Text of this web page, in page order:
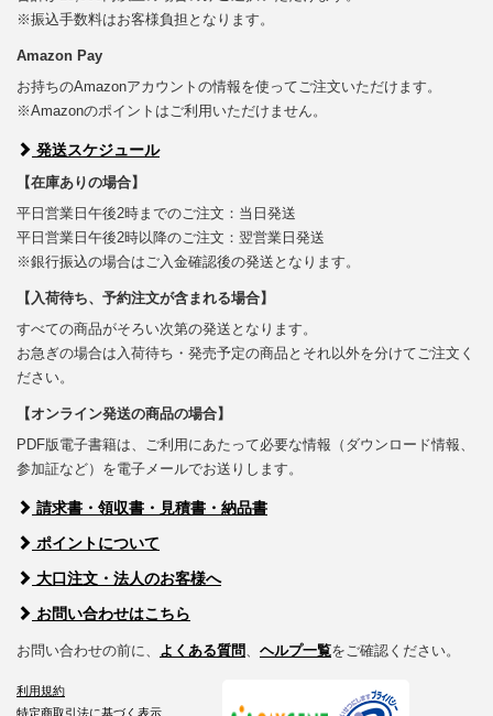
※振込手数料はお客様負担となります。
Amazon Pay
お持ちのAmazonアカウントの情報を使ってご注文いただけます。
※Amazonのポイントはご利用いただけません。
発送スケジュール
【在庫ありの場合】
平日営業日午後2時までのご注文：当日発送
平日営業日午後2時以降のご注文：翌営業日発送
※銀行振込の場合はご入金確認後の発送となります。
【入荷待ち、予約注文が含まれる場合】
すべての商品がそろい次第の発送となります。
お急ぎの場合は入荷待ち・発売予定の商品とそれ以外を分けてご注文く
ださい。
【オンライン発送の商品の場合】
PDF版電子書籍は、ご利用にあたって必要な情報（ダウンロード情報、
参加証など）を電子メールでお送りします。
請求書・領収書・見積書・納品書
ポイントについて
大口注文・法人のお客様へ
お問い合わせはこちら
お問い合わせの前に、 よくある質問、 ヘルプ一覧をご確認ください。
利用規約
特定商取引法に基づく表示